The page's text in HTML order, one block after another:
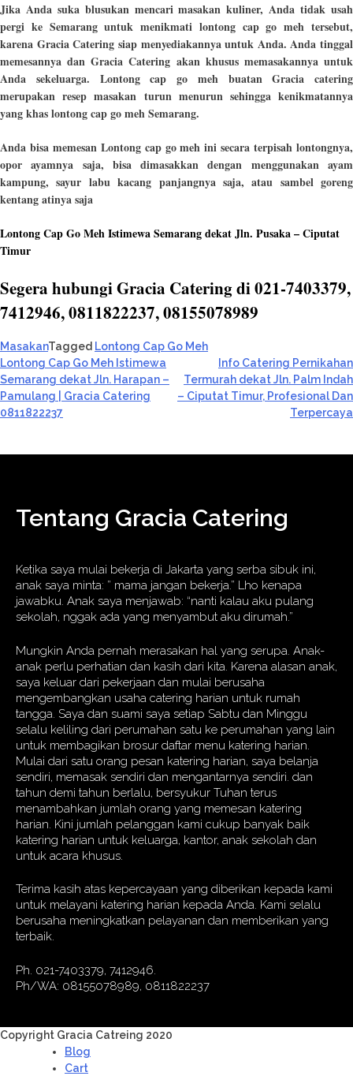
Jika Anda suka blusukan mencari masakan kuliner, Anda tidak usah
pergi ke Semarang untuk menikmati lontong cap go meh tersebut,
karena Gracia Catering siap menyediakannya untuk Anda. Anda tinggal
memesannya dan Gracia Catering akan khusus memasakannya untuk
Anda sekeluarga. Lontong cap go meh buatan Gracia catering
merupakan resep masakan turun menurun sehingga kenikmatannya
yang khas lontong cap go meh Semarang.
Anda bisa memesan Lontong cap go meh ini secara terpisah lontongnya,
opor ayamnya saja, bisa dimasakkan dengan menggunakan ayam
kampung, sayur labu kacang panjangnya saja, atau sambel goreng
kentang atinya saja
Lontong Cap Go Meh Istimewa Semarang dekat Jln. Pusaka – Ciputat
Timur
Segera hubungi Gracia Catering di 021-7403379,
7412946, 0811822237, 08155078989
MasakanTagged Lontong Cap Go Meh
Post
navigation
Lontong Cap Go Meh Istimewa
Semarang dekat Jln. Harapan –
Pamulang | Gracia Catering
0811822237
Info Catering Pernikahan
Termurah dekat Jln. Palm Indah
– Ciputat Timur, Profesional Dan
Terpercaya
Tentang Gracia Catering
Ketika saya mulai bekerja di Jakarta yang serba sibuk ini,
anak saya minta: ” mama jangan bekerja.” Lho kenapa
jawabku. Anak saya menjawab: “nanti kalau aku pulang
sekolah, nggak ada yang menyambut aku dirumah.”
Mungkin Anda pernah merasakan hal yang serupa. Anak-
anak perlu perhatian dan kasih dari kita. Karena alasan anak,
saya keluar dari pekerjaan dan mulai berusaha
mengembangkan usaha catering harian untuk rumah
tangga. Saya dan suami saya setiap Sabtu dan Minggu
selalu keliling dari perumahan satu ke perumahan yang lain
untuk membagikan brosur daftar menu katering harian.
Mulai dari satu orang pesan katering harian, saya belanja
sendiri, memasak sendiri dan mengantarnya sendiri. dan
tahun demi tahun berlalu, bersyukur Tuhan terus
menambahkan jumlah orang yang memesan katering
harian. Kini jumlah pelanggan kami cukup banyak baik
katering harian untuk keluarga, kantor, anak sekolah dan
untuk acara khusus.
Terima kasih atas kepercayaan yang diberikan kepada kami
untuk melayani katering harian kepada Anda. Kami selalu
berusaha meningkatkan pelayanan dan memberikan yang
terbaik.
Ph. 021-7403379, 7412946.
Ph/WA: 08155078989, 0811822237
Copyright Gracia Catreing 2020
Blog
Cart